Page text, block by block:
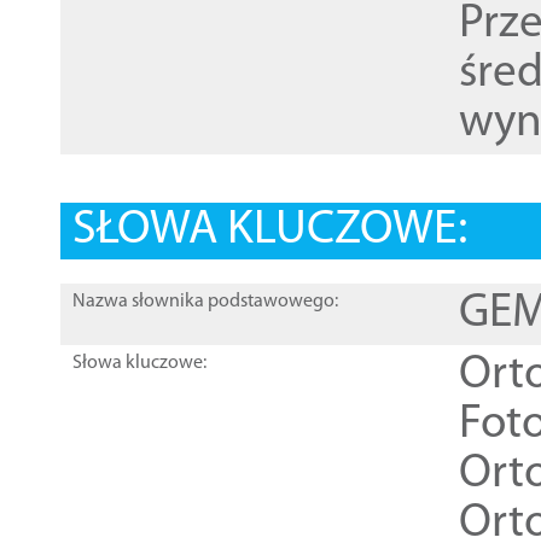
SŁOWA KLUCZOWE:
Nazwa słownika podstawowego:
Słowa kluczowe: